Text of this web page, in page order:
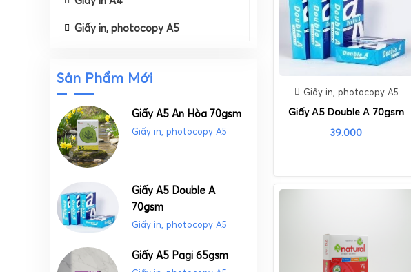
Giấy in, photocopy A5
Sản Phẩm Mới
Giấy A5 An Hòa 70gsm
Giấy in, photocopy A5
Giấy A5 Double A
70gsm
Giấy in, photocopy A5
Giấy A5 Pagi 65gsm
Giấy in, photocopy A5
Giấy A5 Double A 70gsm
39.000